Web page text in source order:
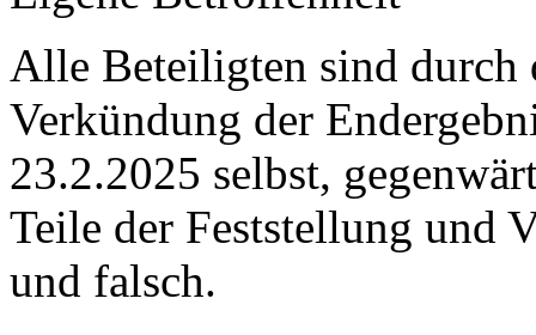
Alle Beteiligten sind durch
Verkündung der
23.2.2025 selbst,
Teile der Feststellung und
und falsch.